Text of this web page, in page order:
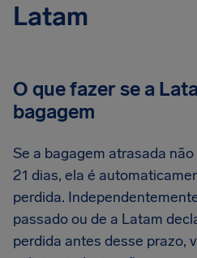
Latam
O que fazer se a
bagagem
Se a bagagem atrasada
21 dias, ela é
perdida.
passado ou de a Latam
perdida antes desse prazo,